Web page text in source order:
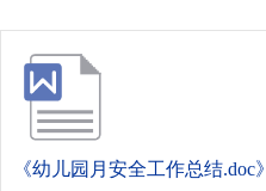
《幼儿园月安全工作总结.doc》